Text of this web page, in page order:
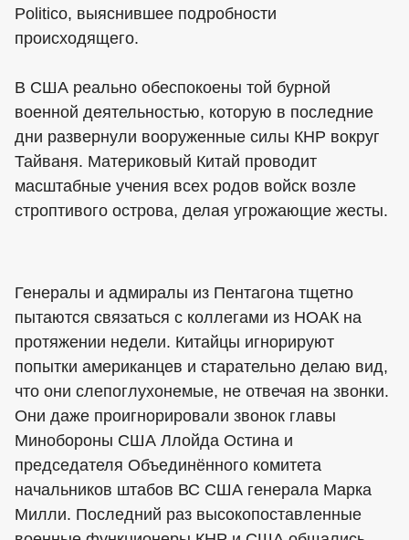
Politico, выяснившее подробности
происходящего.
В США реально обеспокоены той бурной
военной деятельностью, которую в последние
дни развернули вооруженные силы КНР вокруг
Тайваня. Материковый Китай проводит
масштабные учения всех родов войск возле
строптивого острова, делая угрожающие жесты.
Генералы и адмиралы из Пентагона тщетно
пытаются связаться с коллегами из НОАК на
протяжении недели. Китайцы игнорируют
попытки американцев и старательно делаю вид,
что они слепоглухонемые, не отвечая на звонки.
Они даже проигнорировали звонок главы
Минобороны США Ллойда Остина и
председателя Объединённого комитета
начальников штабов ВС США генерала Марка
Милли. Последний раз высокопоставленные